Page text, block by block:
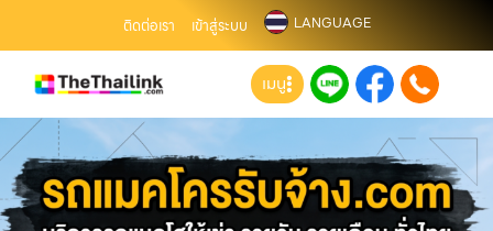
ติดต่อเรา เข้าสู่ระบบ LANGUAGE
เมนู